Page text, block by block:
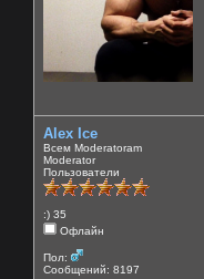
Alex Ice
Всем Moderatoram
Moderator
Пользователи
:) 35
Офлайн
Пол:
Сообщений: 8197